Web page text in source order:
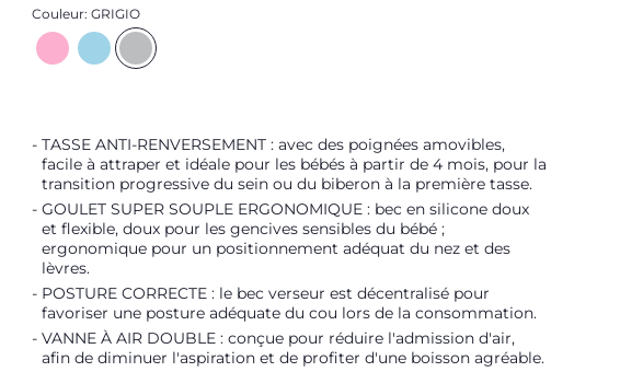
Couleur: GRIGIO
TASSE ANTI-RENVERSEMENT : avec des poignées amovibles,
facile à attraper et idéale pour les bébés à partir de 4 mois, pour la
transition progressive du sein ou du biberon à la première tasse.
GOULET SUPER SOUPLE ERGONOMIQUE : bec en silicone doux
et flexible, doux pour les gencives sensibles du bébé ;
ergonomique pour un positionnement adéquat du nez et des
lèvres.
POSTURE CORRECTE : le bec verseur est décentralisé pour
favoriser une posture adéquate du cou lors de la consommation.
VANNE À AIR DOUBLE : conçue pour réduire l'admission d'air,
afin de diminuer l'aspiration et de profiter d'une boisson agréable.